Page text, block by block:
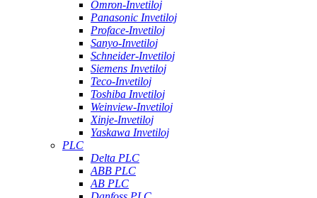
Omron-Invetiloj
Panasonic Invetiloj
Proface-Invetiloj
Sanyo-Invetiloj
Schneider-Invetiloj
Siemens Invetiloj
Teco-Invetiloj
Toshiba Invetiloj
Weinview-Invetiloj
Xinje-Invetiloj
Yaskawa Invetiloj
PLC
Delta PLC
ABB PLC
AB PLC